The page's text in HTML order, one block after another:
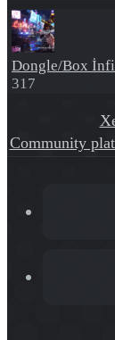
Dongle/Box
317
Community